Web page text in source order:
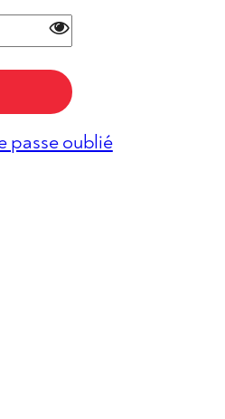
passe oublié